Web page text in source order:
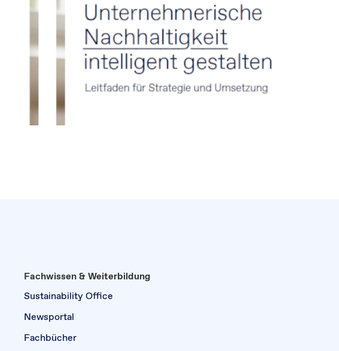
Fachwissen & Weiterbildung
Sustainability Office
Newsportal
Fachbücher